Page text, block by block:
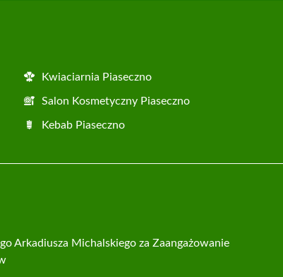
Kwiaciarnia Piaseczno
Salon Kosmetyczny Piaseczno
Kebab Piaseczno
Arkadiusza Michalskiego za Zaangażowanie